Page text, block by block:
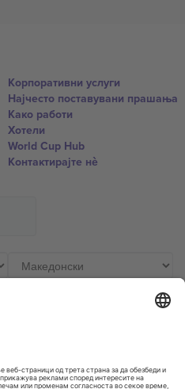
Корпоративни услуги
Најчесто поставувани прашања
Како работи
Хотели
World Cup Hub
Контактирајте нѐ
167 City Road, London, Greater